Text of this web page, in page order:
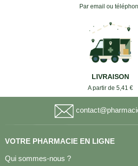
Par email ou
LIVRAISON
A partir de 5,41 €
VOTRE PHARMACIE EN LIGNE
Qui sommes-nous ?